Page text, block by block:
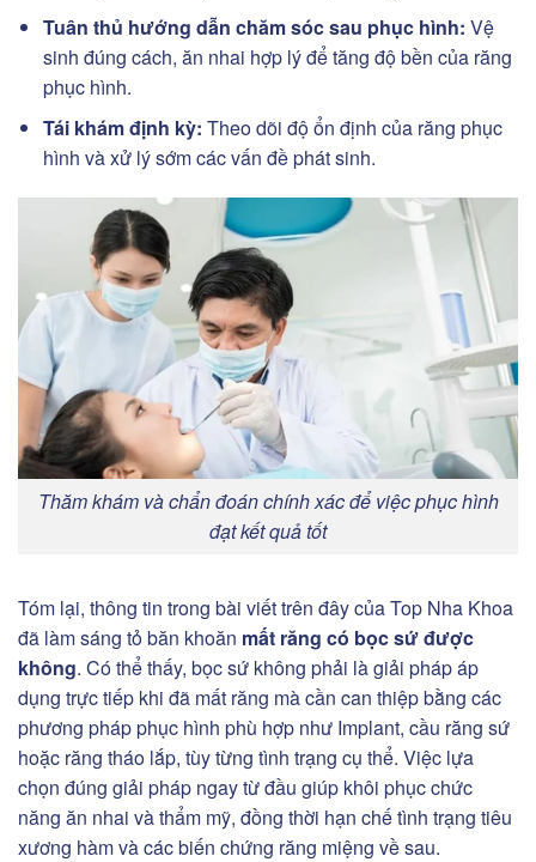
Tuân thủ hướng dẫn chăm sóc sau phục hình: Vệ
sinh đúng cách, ăn nhai hợp lý để tăng độ bền của răng
phục hình.
Tái khám định kỳ: Theo dõi độ ổn định của răng phục
hình và xử lý sớm các vấn đề phát sinh.
Thăm khám và chẩn đoán chính xác để việc phục hình
đạt kết quả tốt
Tóm lại, thông tin trong bài viết trên đây của Top Nha Khoa
đã làm sáng tỏ băn khoăn mất răng có bọc sứ được
không. Có thể thấy, bọc sứ không phải là giải pháp áp
dụng trực tiếp khi đã mất răng mà cần can thiệp bằng các
phương pháp phục hình phù hợp như Implant, cầu răng sứ
hoặc răng tháo lắp, tùy từng tình trạng cụ thể. Việc lựa
chọn đúng giải pháp ngay từ đầu giúp khôi phục chức
năng ăn nhai và thẩm mỹ, đồng thời hạn chế tình trạng tiêu
xương hàm và các biến chứng răng miệng về sau.